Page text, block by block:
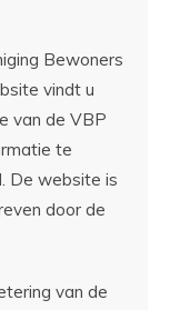
Bewoners
vindt u
van de VBP
te
De website is
door de
van de